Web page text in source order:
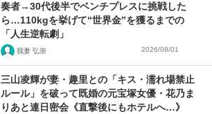
奏者→30代後半でベンチプレスに挑戦した
ら…110kgを挙げて“世界金”を獲るまでの
「人生逆転劇」
我妻 弘崇 2026/08/01
三山凌輝が妻・趣里との「キス・濡れ場禁止
ルール」を破って既婚の元宝塚女優・花乃ま
りあと連日密会《直撃後にもホテルへ…》